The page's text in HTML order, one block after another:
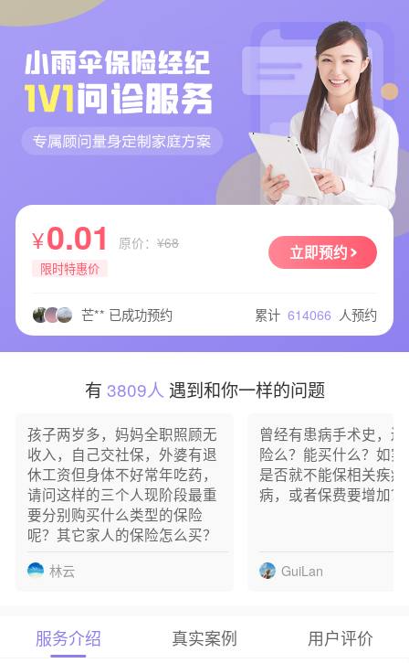
¥0.01 原价：¥68
限时特惠价
立即预约
哈** 已成功预约
唐** 已成功预约
希** 已成功预约
佩** 已成功预约
心** 已成功预约
刚** 已成功预约
芒** 已成功预约
Q** 已成功预约
刘** 已成功预约
唐** 已成功预约
李** 已成功预约
等** 已成功预约
张** 已成功预约
刘** 已成功预约
L** 已成功预约
哈** 已成功预约
圆** 已成功预约
累计 614066 人预约
有 3809人 遇到和你一样的问题
孩子两岁多，妈妈全职照顾无
收入，自己交社保，外婆有退
休工资但身体不好常年吃药，
请问这样的三个人现阶段最重
要分别购买什么类型的保险
呢？其它家人的保险怎么买？
林云
曾经有患病手术史，
险么？能买什么？如
是否就不能保相关疾
病，或者保费要增加？
GuiLan
服务介绍 真实案例 用户评价